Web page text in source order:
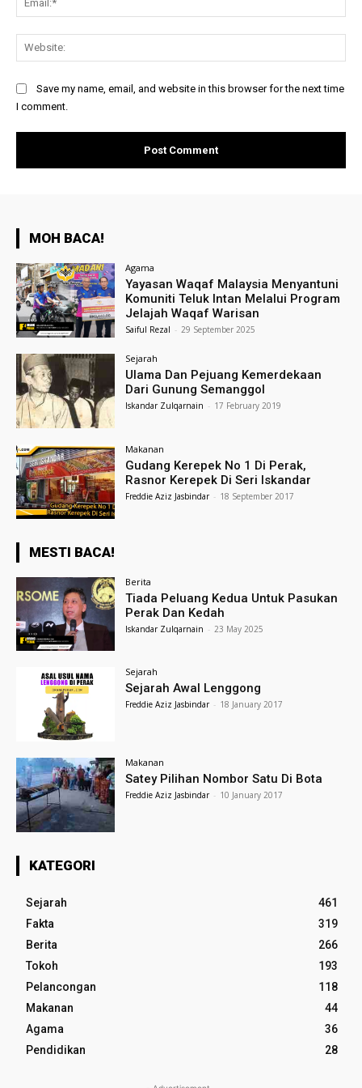
Save my name, email, and website in this browser for the next time
I comment.
MOH BACA!
Agama
Yayasan Waqaf Malaysia Menyantuni
Komuniti Teluk Intan Melalui Program
Jelajah Waqaf Warisan
Saiful Rezal - 29 September 2025
Sejarah
Ulama Dan Pejuang Kemerdekaan
Dari Gunung Semanggol
Iskandar Zulqarnain - 17 February 2019
Makanan
Gudang Kerepek No 1 Di Perak,
Rasnor Kerepek Di Seri Iskandar
Freddie Aziz Jasbindar - 18 September 2017
MESTI BACA!
Berita
Tiada Peluang Kedua Untuk Pasukan
Perak Dan Kedah
Iskandar Zulqarnain - 23 May 2025
Sejarah
Sejarah Awal Lenggong
Freddie Aziz Jasbindar - 18 January 2017
Makanan
Satey Pilihan Nombor Satu Di Bota
Freddie Aziz Jasbindar - 10 January 2017
KATEGORI
Sejarah
461
Fakta
319
Berita
266
Tokoh
193
Pelancongan
118
Makanan
44
Agama
36
Pendidikan
28